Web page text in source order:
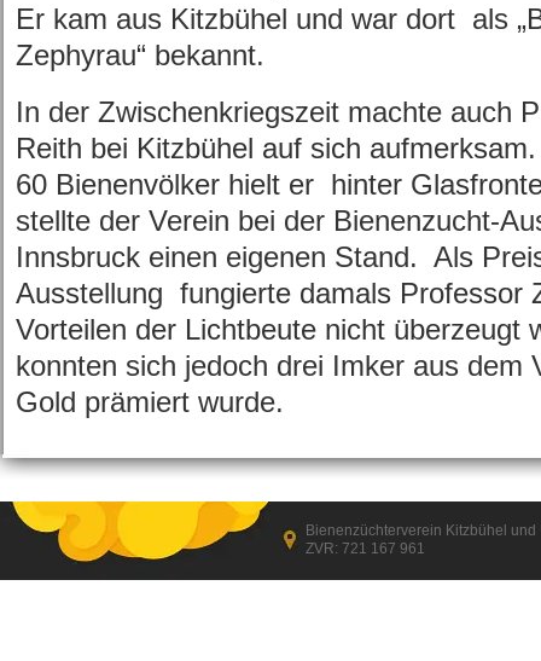
Er kam aus Kitzbühel und war dort als
Zephyrau“ bekannt.
In der Zwischenkriegszeit machte auch
Reith bei Kitzbühel auf sich
60 Bienenvölker hielt er hinter
stellte der Verein bei der Bienenzucht-
Innsbruck einen eigenen Stand. Als
Ausstellung fungierte damals Professor
Vorteilen der Lichtbeute nicht überzeugt
konnten sich jedoch drei Imker aus dem
Gold prämiert wurde.
Bienenzüchterverein Kitzbühel und
ZVR: 721 167 961